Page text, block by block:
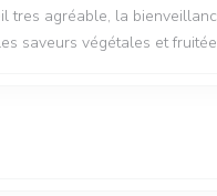
tres agréable, la
saveurs végétales et